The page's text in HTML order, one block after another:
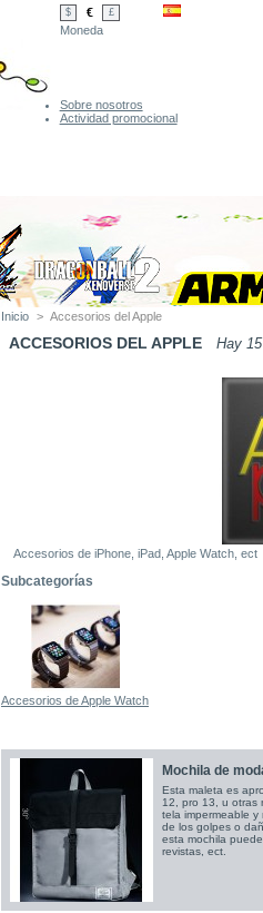
$ € £
Moneda
Sobre nosotros
Actividad promocional
Inicio > Accesorios del Apple
ACCESORIOS DEL APPLE Hay
Accesorios de iPhone, iPad, Apple Watch, ect
Subcategorías
Accesorios de Apple Watch
Mochila de
Esta maleta es
12, pro 13, u otras
tela impermeable
de los golpes o
esta mochila
revistas, ect.